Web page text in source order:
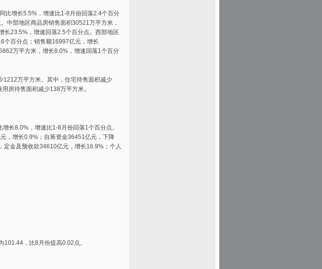
增长5.5%，增速比1-8月份回落2.4个百分
中部地区商品房销售面积30521万平方米，
长23.5%，增速回落2.5个百分点。西部地区
个百分点；销售额16997亿元，增长
万平方米，增长8.0%，增速回落1个百分
万平方米。其中，住宅待售面积减少
房待售面积减少138万平方米。
8.0%，增速比1-8月份回落1个百分点。
，增长0.9%；自筹资金36451亿元，下降
金及预收款34610亿元，增长16.9%；个人
，比8月份提高0.02点。